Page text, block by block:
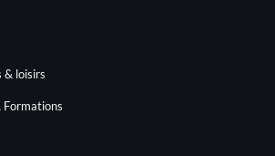
& loisirs
Formations